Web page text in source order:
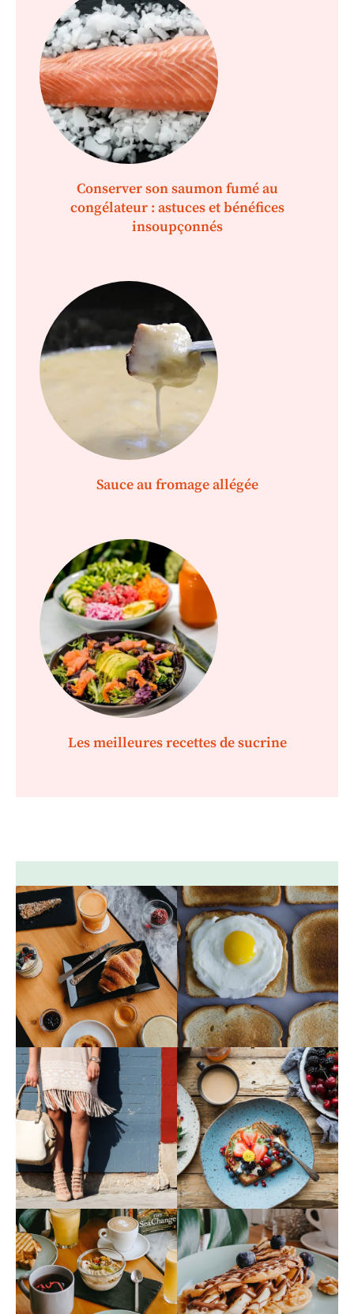
Conserver son saumon fumé au
congélateur : astuces et bénéfices
insoupçonnés
Sauce au fromage allégée
Les meilleures recettes de sucrine